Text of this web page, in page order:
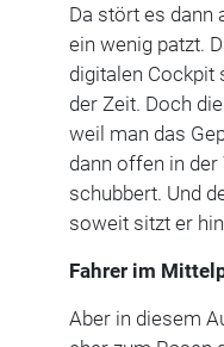
Da stört es dann
ein wenig patzt.
digitalen Cockpit
der Zeit. Doch
weil man das
dann offen in
schubbert. Und
soweit sitzt er
Fahrer im
Aber in diesem